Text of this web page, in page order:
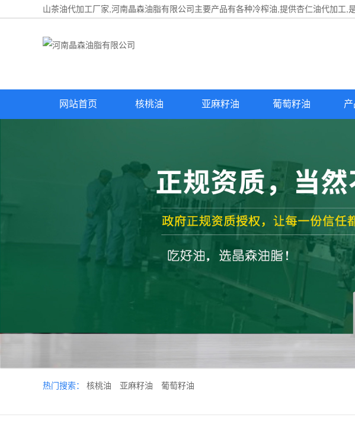
山茶油代加工厂家,河南晶森油脂有限公司主要产品有各种冷榨油,提供杏仁油代加工 ,
网站首页 核桃油 亚麻籽油 葡萄籽油
热门搜索： 核桃油 亚麻籽油 葡萄籽油